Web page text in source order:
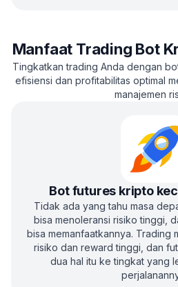
Manfaat Trading Bot
Tingkatkan trading Anda dengan
efisiensi dan profitabilitas optimal
manajemen
Bot futures kripto
Tidak ada yang tahu masa
bisa menoleransi risiko tinggi,
bisa memanfaatkannya. Trading
risiko dan reward tinggi, dan
dua hal itu ke tingkat yang